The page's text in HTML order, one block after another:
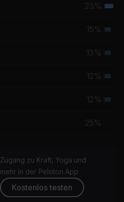
23%
15%
13%
12%
12%
25%
Zugang zu Kraft, Yoga und
mehr in der Peloton App
Kostenlos testen